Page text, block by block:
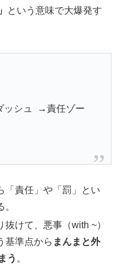
という意味で大爆発す
ッシュ →責任ゾー
「責任」や「罰」とい
けて、悪事（with ~）
基準点から まんまと外
う 。